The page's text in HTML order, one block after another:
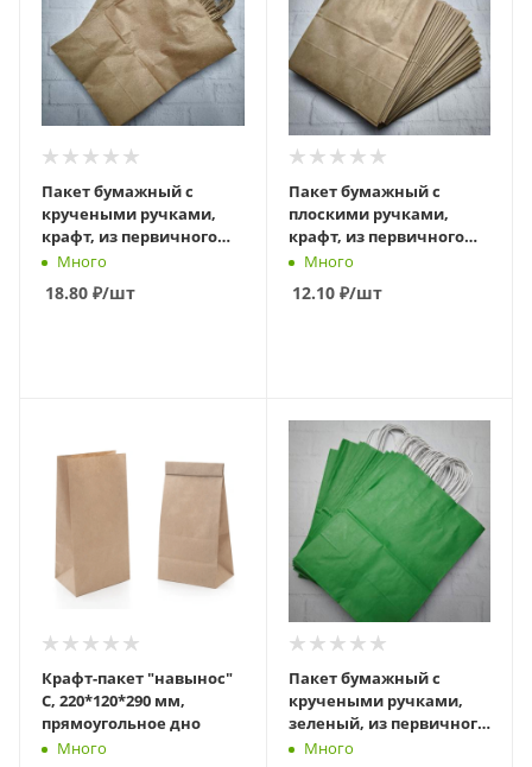
Пакет бумажный с
кручеными ручками,
крафт, из первичного
сырья, 350 х 150 х 450 мм
Много
18.80 ₽/шт
Пакет бумажный с
плоскими ручками,
крафт, из первичного
сырья, 240 х 140 х 280 мм
Много
12.10₽/шт
Крафт-пакет "навынос"
С, 220*120*290 мм,
прямоугольное дно
Много
Пакет бумажный с
кручеными ручками,
зеленый, из первичного
сырья, 240 х 140 х 280 мм
Много